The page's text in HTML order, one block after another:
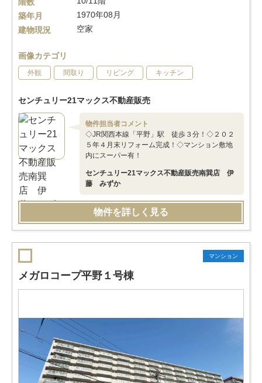
築年月
1970年08月
建物現況
空家
画像カテゴリ
外観 間取り リビング キッチン
センチュリー21マックス不動産販売
物件担当者コメント
◇JR関西本線「平野」駅 徒歩３分！◇２０２
５年４月末リフォーム完成！◇マンション敷地
内にスーパー有！
センチュリー21マックス不動産販売南巽店 伊
藤 みずか
物件を詳しく見る
マンション
メガロコープ平野１号棟